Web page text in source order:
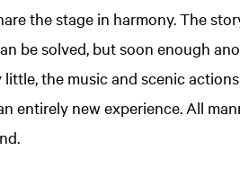
the stage in harmony. The
be solved, but soon enough
little, the music and scenic
entirely new experience. All